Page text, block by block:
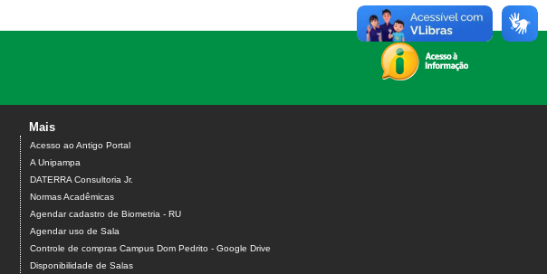
Mais
Acesso ao Antigo Portal
A Unipampa
DATERRA Consultoria Jr.
Normas Acadêmicas
Agendar cadastro de Biometria - RU
Agendar uso de Sala
Controle de compras Campus Dom Pedrito - Google Drive
Disponibilidade de Salas